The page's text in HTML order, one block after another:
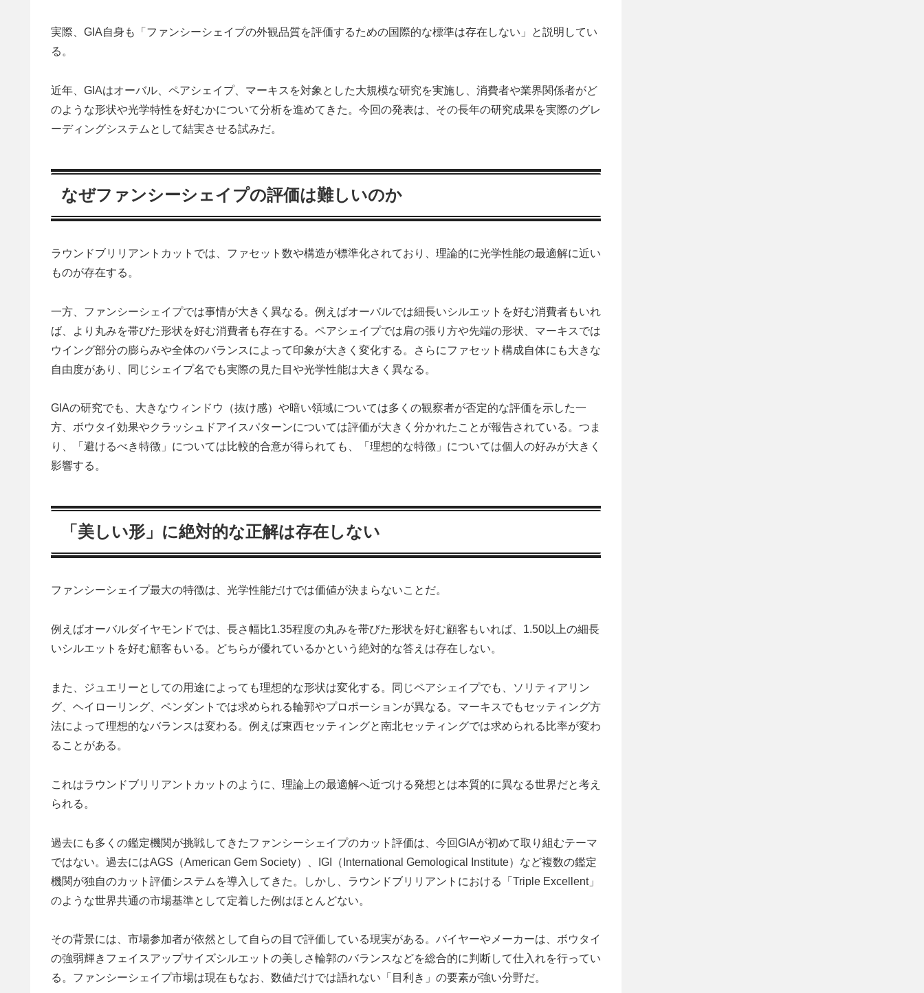
実際、GIA自身も「ファンシーシェイプの外観品質を評価するための国際的な標準は存在しない」と説明してい
る。
近年、GIAはオーバル、ペアシェイプ、マーキスを対象とした大規模な研究を実施し、消費者や業界関係者がど
のような形状や光学特性を好むかについて分析を進めてきた。今回の発表は、その長年の研究成果を実際のグレ
ーディングシステムとして結実させる試みだ。
なぜファンシーシェイプの評価は難しいのか
ラウンドブリリアントカットでは、ファセット数や構造が標準化されており、理論的に光学性能の最適解に近い
ものが存在する。
一方、ファンシーシェイプでは事情が大きく異なる。例えばオーバルでは細長いシルエットを好む消費者もいれ
ば、より丸みを帯びた形状を好む消費者も存在する。ペアシェイプでは肩の張り方や先端の形状、マーキスでは
ウイング部分の膨らみや全体のバランスによって印象が大きく変化する。さらにファセット構成自体にも大きな
自由度があり、同じシェイプ名でも実際の見た目や光学性能は大きく異なる。
GIAの研究でも、大きなウィンドウ（抜け感）や暗い領域については多くの観察者が否定的な評価を示した一
方、ボウタイ効果やクラッシュドアイスパターンについては評価が大きく分かれたことが報告されている。つま
り、「避けるべき特徴」については比較的合意が得られても、「理想的な特徴」については個人の好みが大きく
影響する。
「美しい形」に絶対的な正解は存在しない
ファンシーシェイプ最大の特徴は、光学性能だけでは価値が決まらないことだ。
例えばオーバルダイヤモンドでは、長さ幅比1.35程度の丸みを帯びた形状を好む顧客もいれば、1.50以上の細長
いシルエットを好む顧客もいる。どちらが優れているかという絶対的な答えは存在しない。
また、ジュエリーとしての用途によっても理想的な形状は変化する。同じペアシェイプでも、ソリティアリン
グ、ヘイローリング、ペンダントでは求められる輪郭やプロポーションが異なる。マーキスでもセッティング方
法によって理想的なバランスは変わる。例えば東西セッティングと南北セッティングでは求められる比率が変わ
ることがある。
これはラウンドブリリアントカットのように、理論上の最適解へ近づける発想とは本質的に異なる世界だと考え
られる。
過去にも多くの鑑定機関が挑戦してきたファンシーシェイプのカット評価は、今回GIAが初めて取り組むテーマ
ではない。過去にはAGS（American Gem Society）、IGI（International Gemological Institute）など複数の鑑定
機関が独自のカット評価システムを導入してきた。しかし、ラウンドブリリアントにおける「Triple Excellent」
のような世界共通の市場基準として定着した例はほとんどない。
その背景には、市場参加者が依然として自らの目で評価している現実がある。バイヤーやメーカーは、ボウタイ
の強弱輝きフェイスアップサイズシルエットの美しさ輪郭のバランスなどを総合的に判断して仕入れを行ってい
る。ファンシーシェイプ市場は現在もなお、数値だけでは語れない「目利き」の要素が強い分野だ。